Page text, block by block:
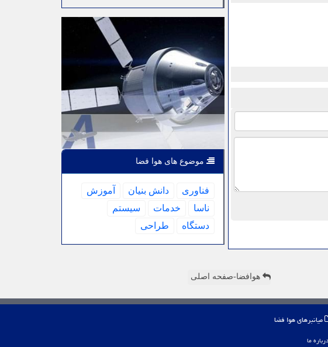
موضوع های هوا فضا
فناوری دانش بنیان
آموزش
ناسا
خدمات
سیستم
دستگاه
طراحی
هوافضا-صفحه اصلی
میانبرهای هوا فضا
ما